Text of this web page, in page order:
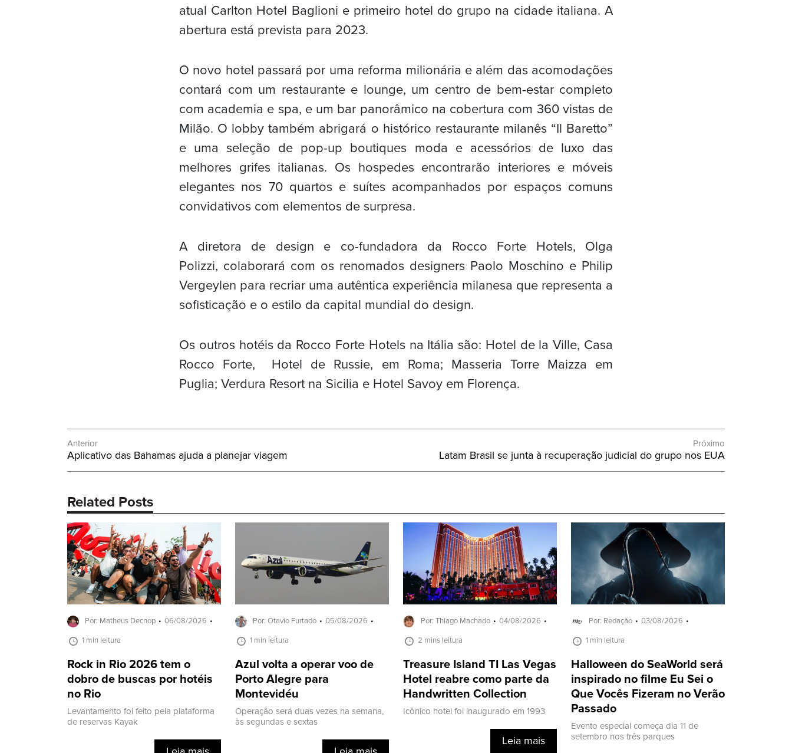
atual Carlton Hotel Baglioni e primeiro hotel do grupo na cidade italiana. A
abertura está prevista para 2023.
O novo hotel passará por uma reforma milionária e além das acomodações
contará com um restaurante e lounge, um centro de bem-estar completo
com academia e spa, e um bar panorâmico na cobertura com 360 vistas de
Milão. O lobby também abrigará o histórico restaurante milanês “Il Baretto”
e uma seleção de pop-up boutiques moda e acessórios de luxo das
melhores grifes italianas. Os hospedes encontrarão interiores e móveis
elegantes nos 70 quartos e suítes acompanhados por espaços comuns
convidativos com elementos de surpresa.
A diretora de design e co-fundadora da Rocco Forte Hotels, Olga
Polizzi, colaborará com os renomados designers Paolo Moschino e Philip
Vergeylen para recriar uma autêntica experiência milanesa que representa a
sofisticação e o estilo da capital mundial do design.
Os outros hotéis da Rocco Forte Hotels na Itália são: Hotel de la Ville, Casa
Rocco Forte, Hotel de Russie, em Roma; Masseria Torre Maizza em
Puglia; Verdura Resort na Sicilia e Hotel Savoy em Florença.
Navegação
de
Anterior
Post
Anterior:
Aplicativo das Bahamas ajuda a planejar viagem
Próximo
Próximo
Post:
Latam Brasil se junta à recuperação judicial do grupo nos EUA
Related Posts
Por: Matheus Decnop 06/08/2026
1 min leitura
Rock in Rio 2026 tem o
dobro de buscas por hotéis
no Rio
Levantamento foi feito pela plataforma
de reservas Kayak
Por: Otavio Furtado 05/08/2026
1 min leitura
Azul volta a operar voo de
Porto Alegre para
Montevidéu
Operação será duas vezes na semana,
às segundas e sextas
Por: Thiago Machado 04/08/2026
2 mins leitura
Treasure Island TI Las Vegas
Hotel reabre como parte da
Handwritten Collection
Icônico hotel foi inaugurado em 1993
Leia mais
Por: Redação 03/08/2026
1 min leitura
Halloween do SeaWorld será
inspirado no filme Eu Sei o
Que Vocês Fizeram no Verão
Passado
Evento especial começa dia 11 de
setembro nos três parques